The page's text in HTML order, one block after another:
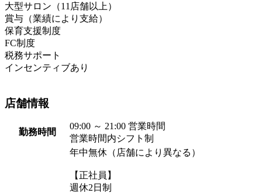
大型サロン（11店舗以上）
賞与（業績により支給）
保育支援制度
FC制度
税務サポート
インセンティブあり
店舗情報
勤務時間
09:00 ～ 21:00 営業時間
営業時間内シフト制
年中無休（店舗により異なる）
【正社員】
週休2日制